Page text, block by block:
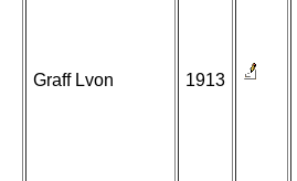
Graff Lvon 1913